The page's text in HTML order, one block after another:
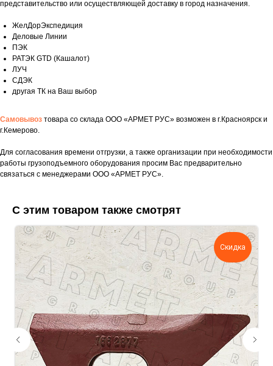
представительство или осуществляющей доставку в город назначения.
ЖелДорЭкспедиция
Деловые Линии
ПЭК
РАТЭК GTD (Кашалот)
ЛУЧ
СДЭК
другая ТК на Ваш выбор
Самовывоз товара со склада ООО «АРМЕТ РУС» возможен в г.Красноярск и
г.Кемерово.
Для согласования времени отгрузки, а также организации при необходимости
работы грузоподъемного оборудования просим Вас предварительно
связаться с менеджерами ООО «АРМЕТ РУС».
С этим товаром также смотрят
Скидка
Укажите номер телефона и ваше имя.
поможем нам лучше понять вашу
задачу — прикрепите её в поле ниже.
Ваш телефон
Ваше имя